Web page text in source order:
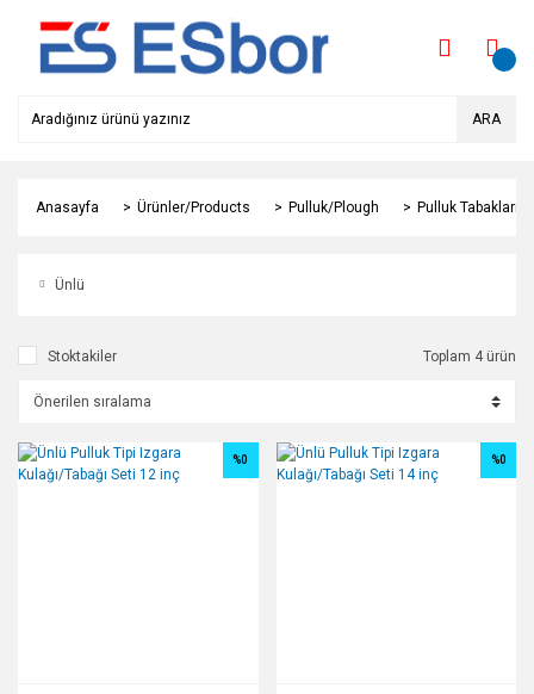
ARA
Anasayfa Ürünler/Products Pulluk/Plough Pulluk Tabakları
Ünlü
Stoktakiler Toplam 4 ürün
%0 %0